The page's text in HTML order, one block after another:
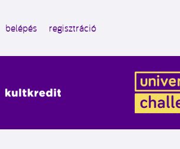
belépés regisztráció